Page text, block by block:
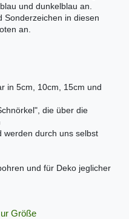
und dunkelblau an.
Sonderzeichen in diesen
an.
in 5cm, 10cm, 15cm und
die über die
werden durch uns selbst
und für Deko jeglicher
Größe